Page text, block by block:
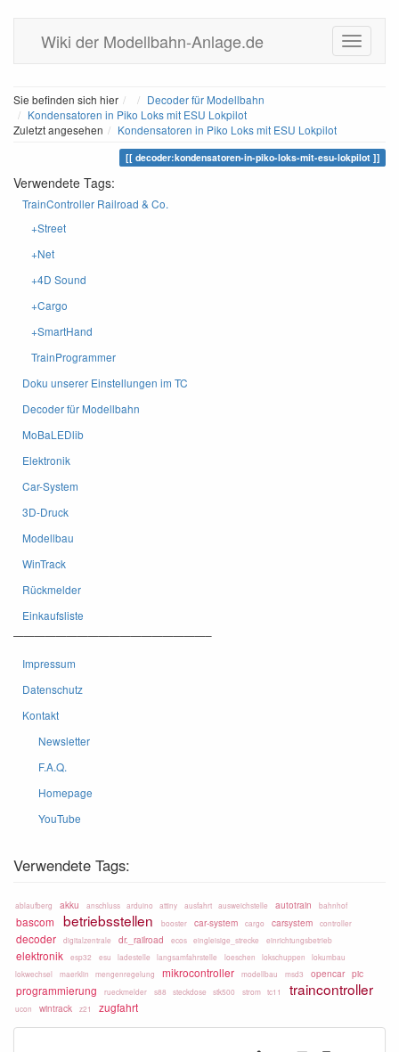
Wiki der Modellbahn-Anlage.de
Sie befinden sich hier HomeDecoder für Modellbahn
Kondensatoren in Piko Loks mit ESU Lokpilot
Zuletzt angesehen
Kondensatoren in Piko Loks mit ESU Lokpilot
decoder:kondensatoren-in-piko-loks-mit-esu-lokpilot
Verwendete Tags:
TrainController Railroad & Co.
+Street
+Net
+4D Sound
+Cargo
+SmartHand
TrainProgrammer
Doku unserer Einstellungen im TC
Decoder für Modellbahn
MoBaLEDlib
Elektronik
Car-System
3D-Druck
Modellbau
WinTrack
Rückmelder
Einkaufsliste
——————————————————–
Impressum
Datenschutz
Kontakt
Newsletter
F.A.Q.
Homepage
YouTube
Verwendete Tags:
ablaufberg akku anschluss arduino attiny ausfahrt ausweichstelle autotrain bahnhof
bascom betriebsstellen booster car-system cargo carsystem controller
decoder digitalzentrale dr._railroad ecos eingleisige_strecke einrichtungsbetrieb
elektronik esp32 esu ladestelle langsamfahrstelle loeschen lokschuppen
lokumbau
lokwechsel
maerklin mengenregelung mikrocontroller modellbau msd3 opencar pic
programmierung rueckmelder s88 steckdose stk500 strom tc11 traincontroller
ucon wintrack z21 zugfahrt